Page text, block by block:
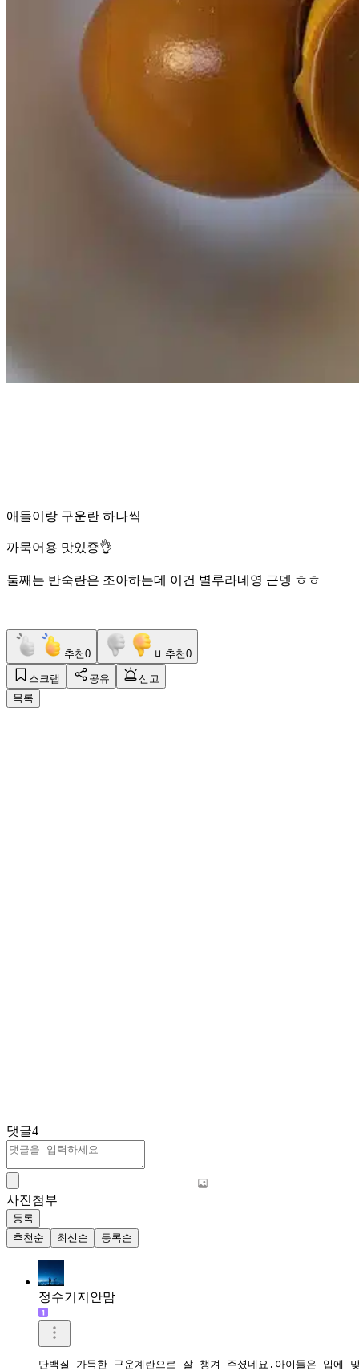
애들이랑 구운란 하나씩
까묵어용 맛있죵👌
둘째는 반숙란은 조아하는데 이건 별루라네영 근뎅 ㅎㅎ
추천0 비추천0
스크랩 공유
신고
목록
댓글4
사진첨부
등록
추천순
최신순 등록순
정수기지안맘
단백질 가득한 구운계란으로 잘 챙겨 주셨네요.아이들은 입에